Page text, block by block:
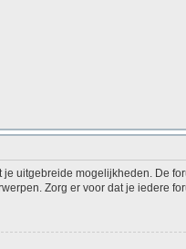
uitgebreide mogelijkheden. De
Zorg er voor dat je iedere